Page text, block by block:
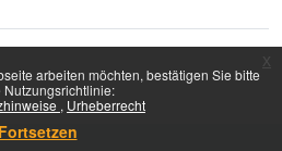
arbeiten möchten, bestätigen Sie bitte
Nutzungsrichtlinie:
Urheberrecht
Fortsetzen